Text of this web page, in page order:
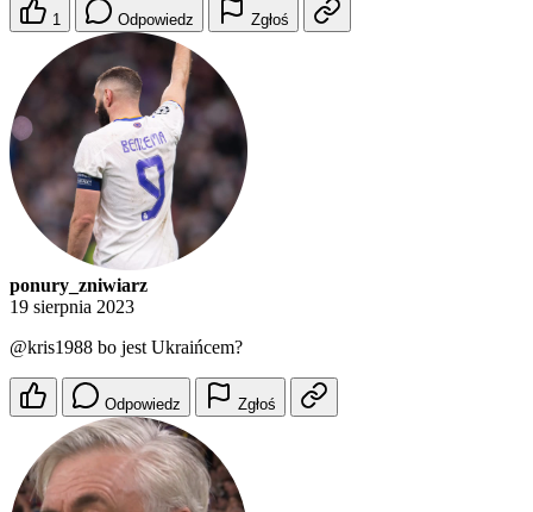
1 Odpowiedz Zgłoś
ponury_zniwiarz
19 sierpnia 2023
@kris1988 bo jest Ukraińcem?
Odpowiedz Zgłoś